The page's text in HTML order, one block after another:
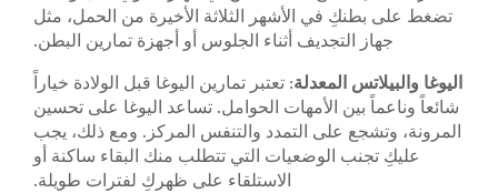
تضغط على بطنكِ في الأشهر الثلاثة الأخيرة من الحمل، مثل
جهاز التجديف أثناء الجلوس أو أجهزة تمارين البطن.
اليوغا والبيلاتس المعدلة: تعتبر تمارين اليوغا قبل الولادة خياراً
شائعاً وناعماً بين الأمهات الحوامل. تساعد اليوغا على تحسين
المرونة، وتشجع على التمدد والتنفس المركز. ومع ذلك، يجب
عليكِ تجنب الوضعيات التي تتطلب منك البقاء ساكنة أو
الاستلقاء على ظهركِ لفترات طويلة.